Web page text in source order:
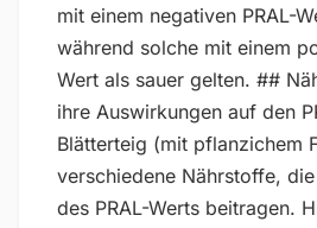
mit einem negativen PRAL-
während solche mit einem
Wert als sauer gelten. ##
ihre Auswirkungen auf den
Blätterteig (mit pflanzichem
verschiedene Nährstoffe,
des PRAL-Werts beitragen.